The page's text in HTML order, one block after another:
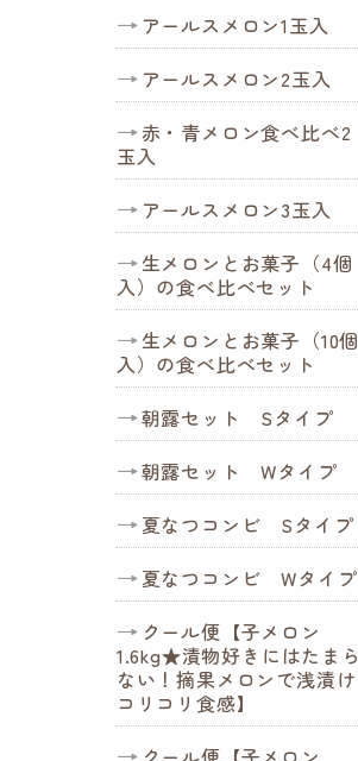
アールスメロン1玉入
アールスメロン2玉入
赤・青メロン食べ比べ2
玉入
アールスメロン3玉入
生メロンとお菓子（4個
入）の食べ比べセット
生メロンとお菓子（10個
入）の食べ比べセット
朝露セット Sタイプ
朝露セット Wタイプ
夏なつコンビ Sタイプ
夏なつコンビ Wタイプ
クール便【子メロン
1.6kg★漬物好きにはたまら
ない！摘果メロンで浅漬け
コリコリ食感】